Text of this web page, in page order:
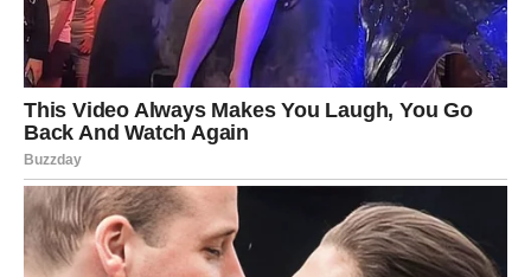
iz osećaja krivice.
NOVAC – OPREZ I PAMETNI
POTEZI
Finansijska situacija se stabilizuje, ali zvezde savetuju
umerenost. Ovo nije nedelja za rizična ulaganja,
pozajmice ili impulsivne kupovine. Umesto toga,